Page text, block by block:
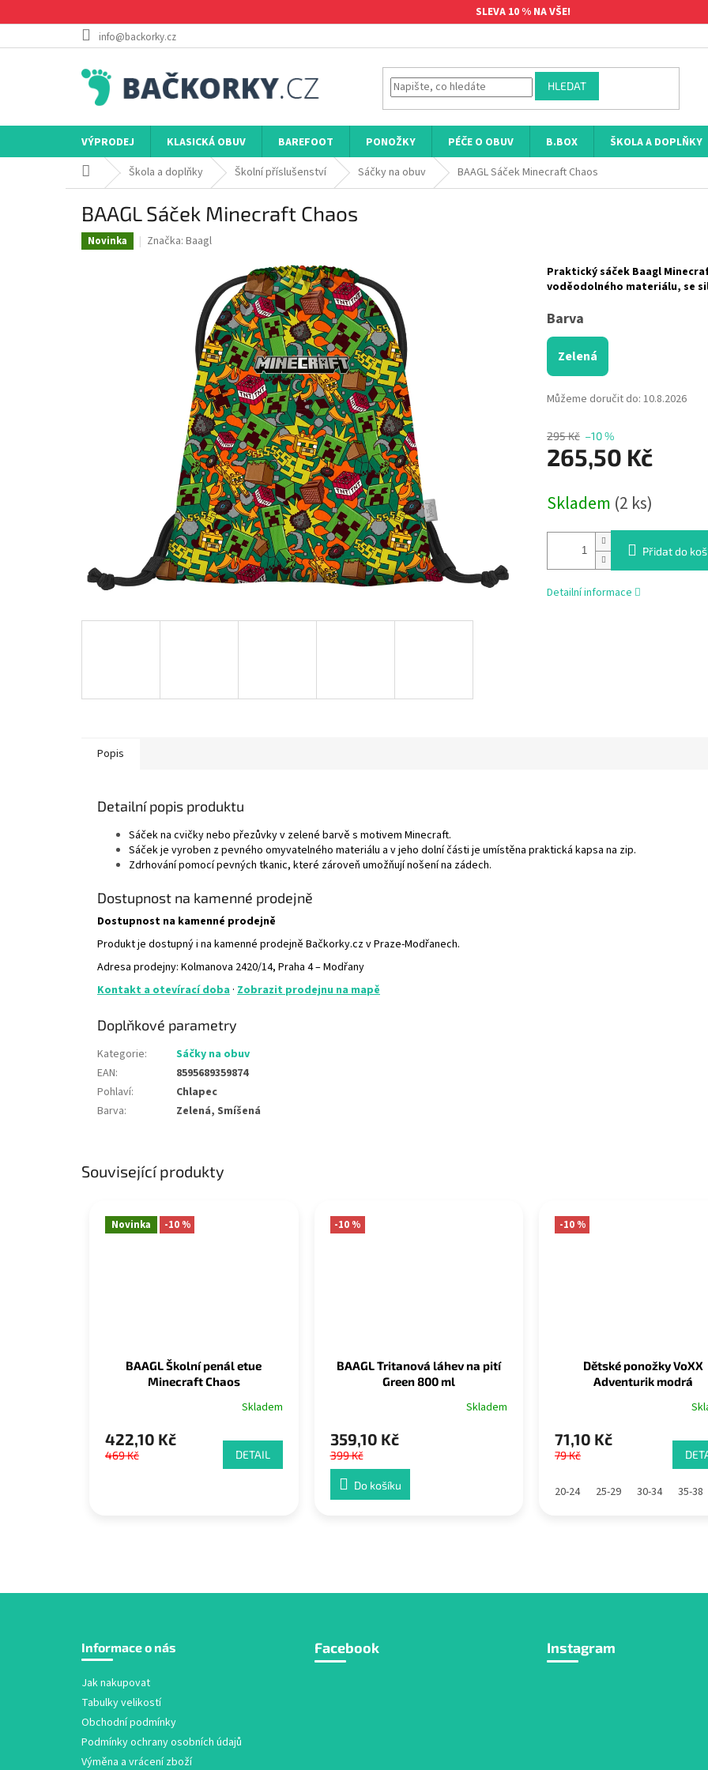
na
SLEVA 10 % NA VŠE!
info@backorky.cz
HLEDAT
VÝPRODEJ KLASICKÁ OBUV BAREFOOT PONOŽKY PÉČE O OBUV B.BOX
ŠKOLA A DOPLŇKY
Domů Škola a doplňky Školní příslušenství Sáčky na obuv BAAGL Sáček Minecraft Chaos
BAAGL Sáček Minecraft Chaos
Novinka Značka: Baagl
295 Kč –10 %
265,50 Kč
cena:
Skladem (2 ks)
Barva
Zelená
Můžeme doručit do: 10.8.2026
Přidat do
Praktický sáček Baagl
voděodolného materiálu, se
Detailní informace
Související produkty
Novinka -10 %
BAAGL Školní penál etue
Minecraft Chaos
Skladem
422,10 Kč
469 Kč DETAIL
-10 %
BAAGL Tritanová láhev na pití
Green 800 ml
Skladem
359,10 Kč
399 Kč
Do košíku
-10 %
Dětské ponožky VoXX
Adventurik modrá
71,10 Kč
79 Kč
20-24 25-29 30-34 35-38
Popis
Detailní popis produktu
Sáček na cvičky nebo přezůvky v zelené barvě s motivem Minecraft.
Sáček je vyroben z pevného omyvatelného materiálu a v jeho dolní části je umístěna praktická kapsa na zip.
Zdrhování pomocí pevných tkanic, které zároveň umožňují nošení na zádech.
Dostupnost na kamenné prodejně
Dostupnost na kamenné prodejně
Produkt je dostupný i na kamenné prodejně Bačkorky.cz v Praze-Modřanech.
Adresa prodejny: Kolmanova 2420/14, Praha 4 – Modřany
Kontakt a otevírací doba · Zobrazit prodejnu na mapě
Doplňkové parametry
Kategorie:
Sáčky na obuv
EAN:
8595689359874
Pohlaví:
Chlapec
Barva: Zelená, Smíšená
Informace o nás
Jak nakupovat
Tabulky velikostí
Obchodní podmínky
Podmínky ochrany osobních údajů
Výměna a vrácení zboží
Facebook Instagram